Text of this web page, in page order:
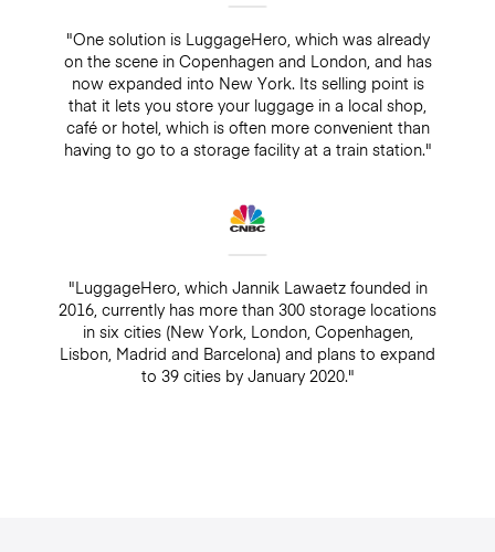
"One solution is LuggageHero, which was already
on the scene in Copenhagen and London, and has
now expanded into New York. Its selling point is
that it lets you store your luggage in a local shop,
café or hotel, which is often more convenient than
having to go to a storage facility at a train station."
"LuggageHero, which Jannik Lawaetz founded in
2016, currently has more than 300 storage locations
in six cities (New York, London, Copenhagen,
Lisbon, Madrid and Barcelona) and plans to expand
to 39 cities by January 2020."